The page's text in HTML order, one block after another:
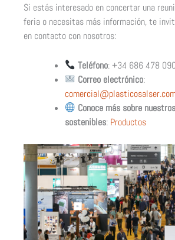
Si estás interesado en concertar una
feria o necesitas más información, te
en contacto con nosotros:
Teléfono: +34 686 478 090
Correo electrónico:
Conoce más sobre
sostenibles: Productos